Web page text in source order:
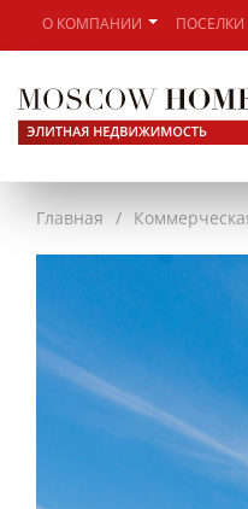
О КОМПАНИИ ПОСЕЛКИ
Главная